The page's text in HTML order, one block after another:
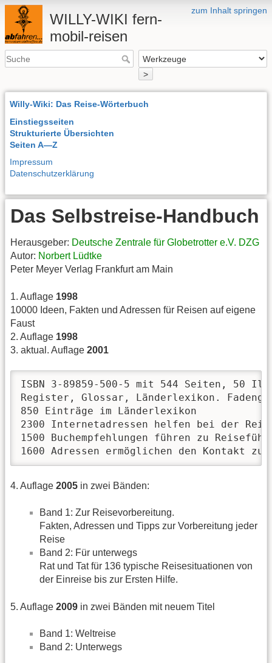
zum Inhalt springen
WILLY-WIKI fern-
mobil-reisen
>
Willy-Wiki: Das Reise-Wörterbuch
Einstiegsseiten
Strukturierte Übersichten
Seiten A—Z
Impressum
Datenschutzerklärung
Das Selbstreise-Handbuch
Herausgeber: Deutsche Zentrale für Globetrotter e.V. DZG
Autor: Norbert Lüdtke
Peter Meyer Verlag Frankfurt am Main
1. Auflage 1998
10000 Ideen, Fakten und Adressen für Reisen auf eigene
Faust
2. Auflage 1998
3. aktual. Auflage 2001
ISBN 3-89859-500-5 mit 544 Seiten, 50
Register, Glossar, Länderlexikon.
850 Einträge im Länderlexikon
2300 Internetadressen helfen bei der
1500 Buchempfehlungen führen zu
1600 Adressen ermöglichen den Kontakt
4. Auflage 2005 in zwei Bänden:
Band 1: Zur Reisevorbereitung.
Fakten, Adressen und Tipps zur Vorbereitung jeder
Reise
Band 2: Für unterwegs
Rat und Tat für 136 typische Reisesituationen von
der Einreise bis zur Ersten Hilfe.
5. Auflage 2009 in zwei Bänden mit neuem Titel
Band 1: Weltreise
Band 2: Unterwegs